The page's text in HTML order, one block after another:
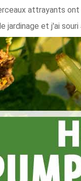
attrayants
jardinage et j'ai souri